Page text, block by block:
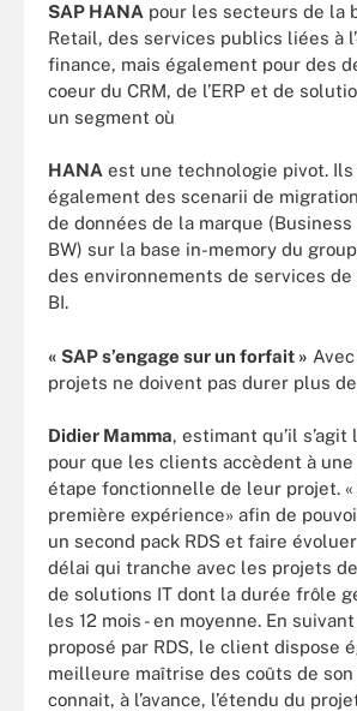
SAP HANA pour les secteurs de la
Retail, des services publics liées à
finance, mais également pour des
coeur du CRM, de l’ERP et de
un segment où
HANA est une technologie pivot.
également des scenarii de
de données de la marque (Business
BW) sur la base in-memory du
des environnements de services de
BI.
« SAP s’engage sur un forfait »
projets ne doivent pas durer plus
Didier Mamma, estimant qu’il s’agit
pour que les clients accèdent à
étape fonctionnelle de leur projet. «
première expérience» afin de
un second pack RDS et faire
délai qui tranche avec les projets
de solutions IT dont la durée frôle
les 12 mois - en moyenne. En
proposé par RDS, le client dispose
meilleure maîtrise des coûts de
connait, à l’avance, l’étendu du